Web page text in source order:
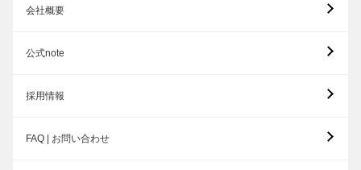
会社概要
公式note
採用情報
FAQ | お問い合わせ